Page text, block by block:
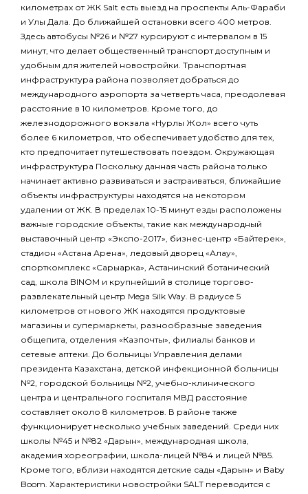
километрах от ЖК Salt есть выезд на проспекты Аль-Фараби
и Улы Дала. До ближайшей остановки всего 400 метров.
Здесь автобусы №26 и №27 курсируют с интервалом в 15
минут, что делает общественный транспорт доступным и
удобным для жителей новостройки. Транспортная
инфраструктура района позволяет добраться до
международного аэропорта за четверть часа, преодолевая
расстояние в 10 километров. Кроме того, до
железнодорожного вокзала «Нурлы Жол» всего чуть
более 6 километров, что обеспечивает удобство для тех,
кто предпочитает путешествовать поездом. Окружающая
инфраструктура Поскольку данная часть района только
начинает активно развиваться и застраиваться, ближайшие
объекты инфраструктуры находятся на некотором
удалении от ЖК. В пределах 10-15 минут езды расположены
важные городские объекты, такие как международный
выставочный центр «Экспо-2017», бизнес-центр «Байтерек»,
стадион «Астана Арена», ледовый дворец «Алау»,
спорткомплекс «Сарыарка», Астанинский ботанический
сад, школа BINOM и крупнейший в столице торгово-
развлекательный центр Mega Silk Way. В радиусе 5
километров от нового ЖК находятся продуктовые
магазины и супермаркеты, разнообразные заведения
общепита, отделения «Казпочты», филиалы банков и
сетевые аптеки. До больницы Управления делами
президента Казахстана, детской инфекционной больницы
№2, городской больницы №2, учебно-клинического
центра и центрального госпиталя МВД расстояние
составляет около 8 километров. В районе также
функционирует несколько учебных заведений. Среди них
школы №45 и №82 «Дарын», международная школа,
академия хореографии, школа-лицей №84 и лицей №85.
Кроме того, вблизи находятся детские сады «Дарын» и Baby
Boom. Характеристики новостройки SALT переводится с